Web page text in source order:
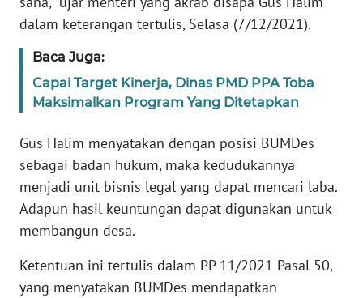
dalam keterangan tertulis, Selasa (7/12/2021).
Baca Juga:
Capai Target Kinerja, Dinas PMD PPA Toba
Maksimalkan Program Yang Ditetapkan
Gus Halim menyatakan dengan posisi BUMDes
sebagai badan hukum, maka kedudukannya
menjadi unit bisnis legal yang dapat mencari laba.
Adapun hasil keuntungan dapat digunakan untuk
membangun desa.
Ketentuan ini tertulis dalam PP 11/2021 Pasal 50,
yang menyatakan BUMDes mendapatkan
News
Regional
SUMUT
JAKARTA
WN
JABAR
BANTEN